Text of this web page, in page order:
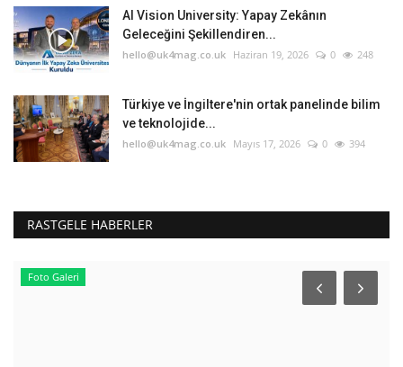
AI Vision University: Yapay Zekânın
Geleceğini Şekillendiren...
hello@uk4mag.co.uk Haziran 19, 2026 0 248
Türkiye ve İngiltere'nin ortak panelinde bilim
ve teknolojide...
hello@uk4mag.co.uk Mayıs 17, 2026 0 394
RASTGELE HABERLER
Foto Galeri